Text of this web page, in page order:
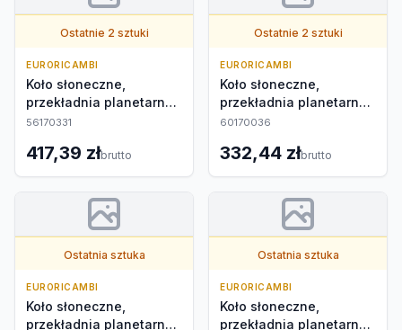
Ostatnie 2 sztuki
EURORICAMBI
Koło słoneczne,
przekładnia planetarna
zewnętrzna
56170331
417,39 złbrutto
Ostatnie 2 sztuki
EURORICAMBI
Koło słoneczne,
przekładnia planetarna
zewnętrzna
60170036
332,44 złbrutto
Ostatnia sztuka
EURORICAMBI
Koło słoneczne,
przekładnia planetarna
Ostatnia sztuka
EURORICAMBI
Koło słoneczne,
przekładnia planetarna